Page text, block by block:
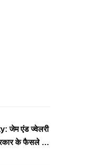
जेम एंड ज्वेलरी
के फैसले का
में जरूरी कदम